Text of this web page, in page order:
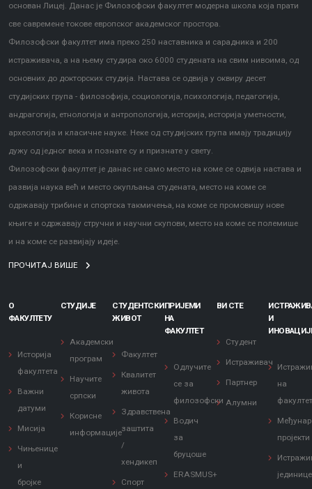
основан Лицеј. Данас је Филозофски факултет модерна школа која прати
све савремене токове европског академског простора.
Филозофски факултет има преко 250 наставника и сарадника и 200
истраживача, а на њему студира око 6000 студената на свим нивоима, од
основних до докторских студија. Настава се одвија у оквиру десет
студијских група - филозофија, социологија, психологија, педагогија,
андрагогија, етнологија и антропологија, историја, историја уметности,
археологија и класичне науке. Неке од студијских група имају традицију
дужу од једног века и познате су и признате у свету.
Филозофски факултет је данас не само место на коме се одвија настава и
развија наука већ и место окупљања студената, место на коме се
одржавају трибине и спортска такмичења, на коме се промовишу нове
књиге и одржавају стручни и научни скупови, место на коме се полемише
и на коме се развијају идеје.
ПРОЧИТАЈ ВИШЕ
О
ФАКУЛТЕТУ
Историја
факултета
Важни
датуми
Мисија
Чињенице
и
бројке
СТУДИЈЕ
Академски
програм
Научите
српски
Корисне
информације
СТУДЕНТСКИ
ЖИВОТ
Факултет
Квалитет
живота
Здравствена
заштита
/
хендикеп
Спорт
ПРИЈЕМИ
НА
ФАКУЛТЕТ
Одлучите
се за
филозофски
Водич
за
бруцоше
ERASMUS+
ВИ СТЕ
Студент
Истраживач
Партнер
Алумни
И
на
пројекти
јединице